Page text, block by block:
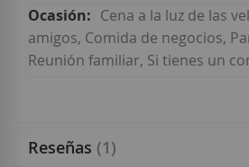
Cena a la luz de las
amigos, Comida de negocios,
Reunión familiar, Si tienes un
Reseñas 1